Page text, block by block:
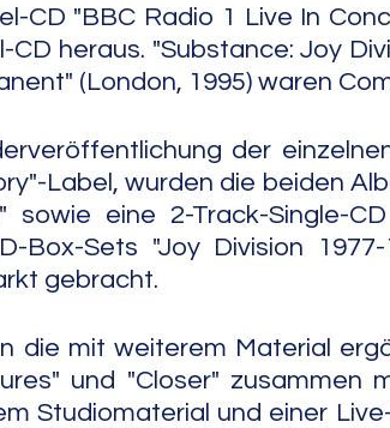
CD "BBC Radio 1 Live In
CD heraus. "Substance: Joy
(London, 1995) waren
der
Label, wurden die beiden
sowie eine 2-Track-Single-
Box-Sets "Joy Division
gebracht.
die mit weiterem Material
und "Closer" zusammen
Studiomaterial und einer